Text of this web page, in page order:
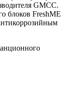
GMCC.
блоков FreshME